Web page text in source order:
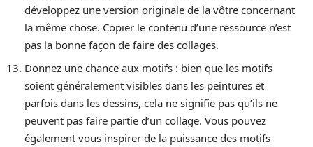
développez une version originale de la vôtre concernant
la même chose. Copier le contenu d’une ressource n’est
pas la bonne façon de faire des collages.
Donnez une chance aux motifs : bien que les motifs
soient généralement visibles dans les peintures et
parfois dans les dessins, cela ne signifie pas qu’ils ne
peuvent pas faire partie d’un collage. Vous pouvez
également vous inspirer de la puissance des motifs